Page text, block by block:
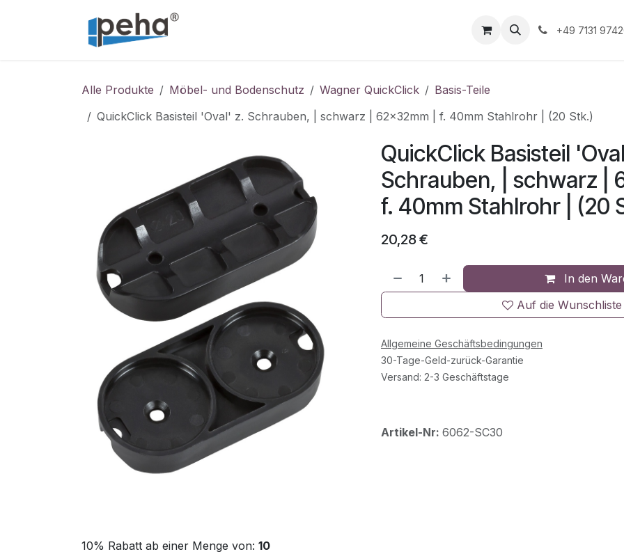
Informationen Shop +49 7131
Alle Produkte Möbel- und Bodenschutz Wagner QuickClick
Basis-Teile
QuickClick Basisteil 'Oval' z. Schrauben, | schwarz | 62x32mm | f. 40mm Stahlrohr | (20 Stk.)
QuickClick Basisteil
Schrauben, | schwarz |
f. 40mm Stahlrohr | (20
20,28€
In den
Auf die Wunschliste
Allgemeine Geschäftsbedingungen
30-Tage-Geld-zurück-Garantie
Versand: 2-3 Geschäftstage
Artikel-Nr: 6062-SC30
10% Rabatt ab einer Menge von: 10